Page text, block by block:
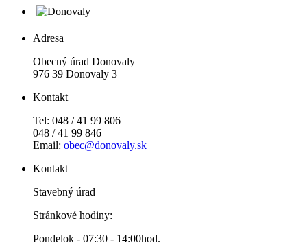
Adresa
Obecný úrad Donovaly
976 39 Donovaly 3
Kontakt
Tel: 048 / 41 99 806
048 / 41 99 846
Email: obec@donovaly.sk
Kontakt
Stavebný úrad
Stránkové hodiny:
Pondelok - 07:30 - 14:00hod.